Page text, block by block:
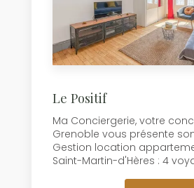
Le Positif
Ma Conciergerie, votre
Grenoble vous présente
Gestion location
Saint-Martin-d'Hères : 4